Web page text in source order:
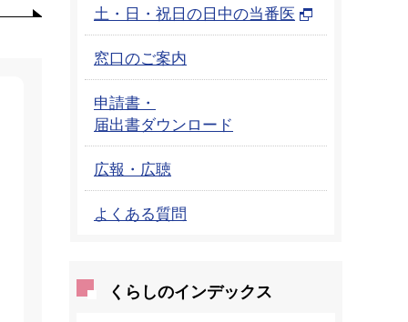
土・日・祝日の日中の当番医
窓口のご案内
申請書・
届出書ダウンロード
広報・広聴
よくある質問
くらしのインデックス